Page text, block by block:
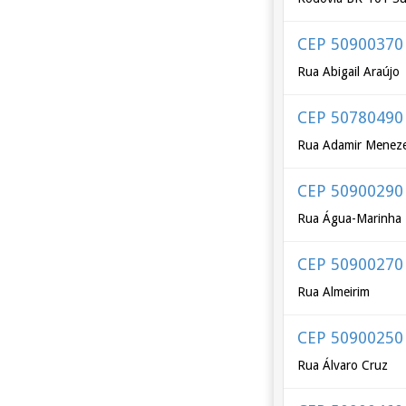
CEP 50900370
Rua Abigail Araújo
CEP 50780490
Rua Adamir
CEP 50900290
Rua Água-Marinha
CEP 50900270
Rua Almeirim
CEP 50900250
Rua Álvaro Cruz